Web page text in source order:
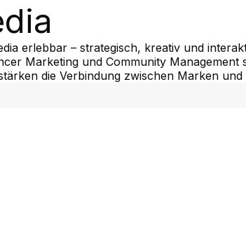
erlebbar – strategisch, kreativ und
Marketing und Community Management
die Verbindung zwischen Marken und